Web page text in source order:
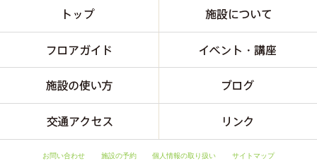
お問い合わせ 施設の予約 個人情報の取り扱い サイトマップ